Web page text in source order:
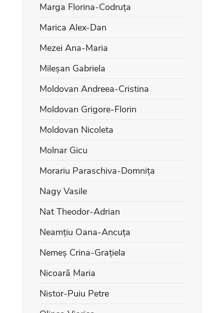
Marga Florina-Codruța
Marica Alex-Dan
Mezei Ana-Maria
Mileșan Gabriela
Moldovan Andreea-Cristina
Moldovan Grigore-Florin
Moldovan Nicoleta
Molnar Gicu
Morariu Paraschiva-Domnița
Nagy Vasile
Nat Theodor-Adrian
Neamțiu Oana-Ancuța
Nemeș Crina-Grațiela
Nicoară Maria
Nistor-Puiu Petre